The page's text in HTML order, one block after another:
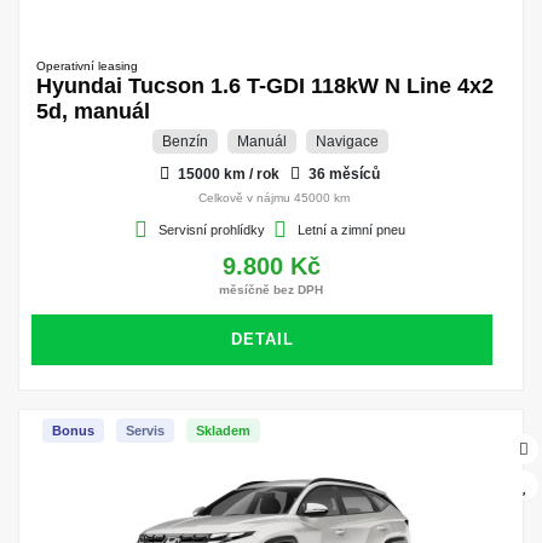
Operativní leasing
Hyundai Tucson 1.6 T-GDI 118kW N Line 4x2
5d, manuál
Benzín Manuál
Navigace
15000 km / rok
36 měsíců
Celkově v nájmu 45000 km
Servisní prohlídky Letní a zimní pneu
9.800 Kč
měsíčně bez DPH
DETAIL
Skladem
Servis
Bonus